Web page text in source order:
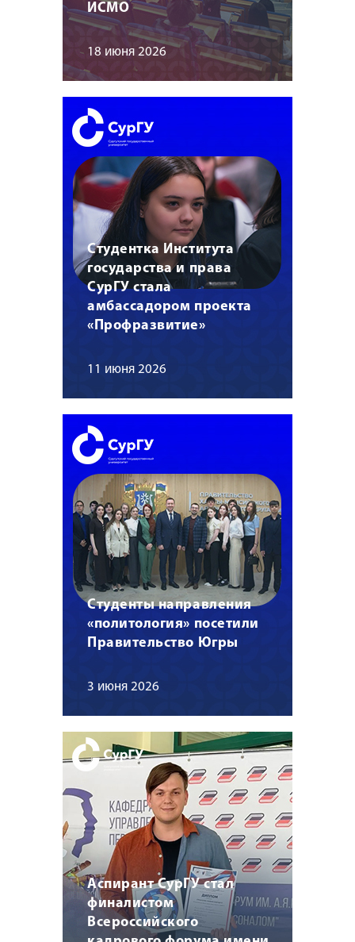
ИСМО
18 июня 2026
Студентка Института
государства и права
СурГУ стала
амбассадором проекта
«Профразвитие»
11 июня 2026
Студенты направления
«политология» посетили
Правительство Югры
3 июня 2026
Аспирант СурГУ стал
финалистом
Всероссийского